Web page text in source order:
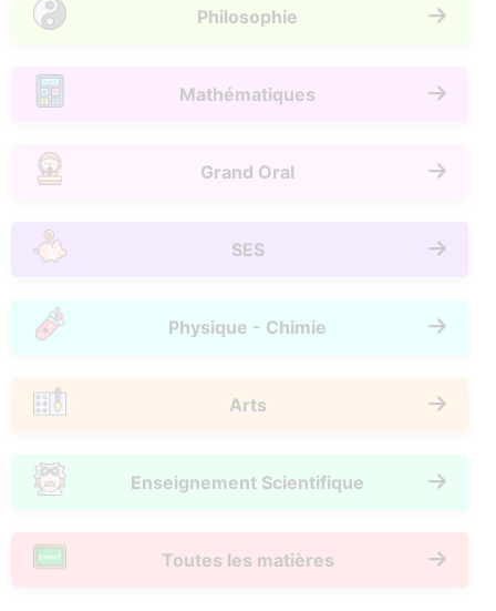
Philosophie
Mathématiques
Grand Oral
SES
Physique - Chimie
Arts
Enseignement Scientifique
Toutes les matières